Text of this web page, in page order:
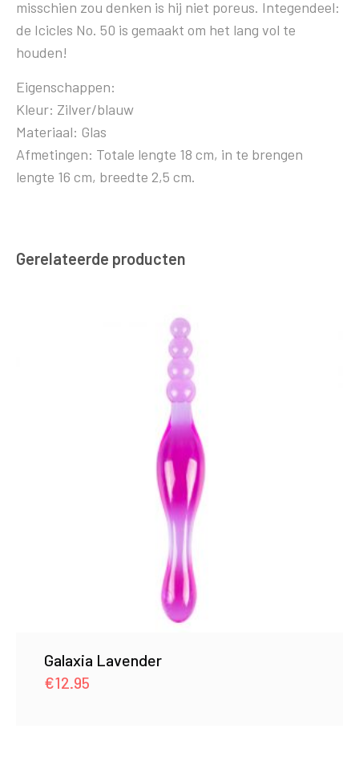
misschien zou denken is hij niet poreus. Integendeel:
de Icicles No. 50 is gemaakt om het lang vol te
houden!
Eigenschappen:
Kleur: Zilver/blauw
Materiaal: Glas
Afmetingen: Totale lengte 18 cm, in te brengen
lengte 16 cm, breedte 2,5 cm.
Gerelateerde producten
Galaxia Lavender
€12.95